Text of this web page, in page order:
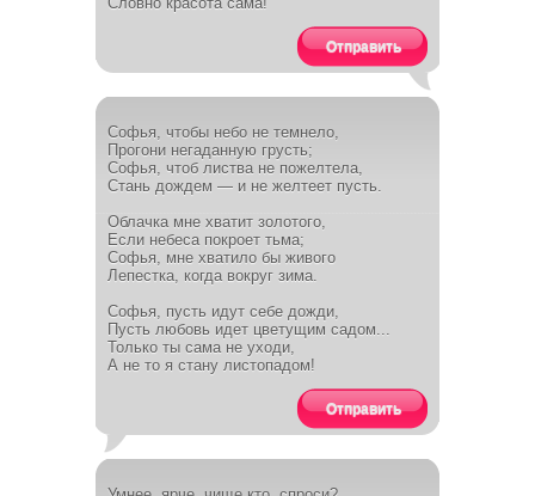
Отправить
Софья, чтобы небо не темнело,
Прогони негаданную грусть;
Софья, чтоб листва не пожелтела,
Стань дождем — и не желтеет пусть.
Облачка мне хватит золотого,
Если небеса покроет тьма;
Софья, мне хватило бы живого
Лепестка, когда вокруг зима.
Софья, пусть идут себе дожди,
Пусть любовь идет цветущим садом...
Только ты сама не уходи,
А не то я стану листопадом!
Отправить